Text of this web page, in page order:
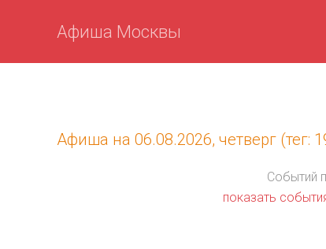
Афиша Москвы
Афиша на 06.08.2026, четверг (тег:
Событий
показать